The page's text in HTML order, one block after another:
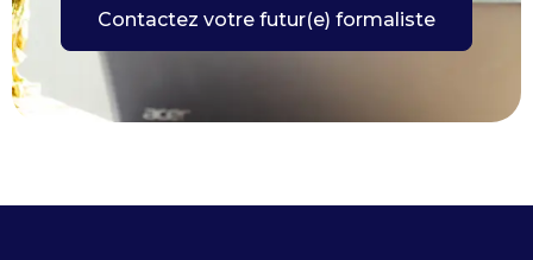
Contactez votre futur(e) formaliste